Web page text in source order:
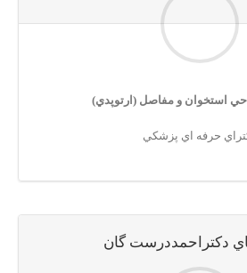
استخوان و مفاصل (ارتوپدي)
حرفه اي پزشكي
دكتراحمددرست گان